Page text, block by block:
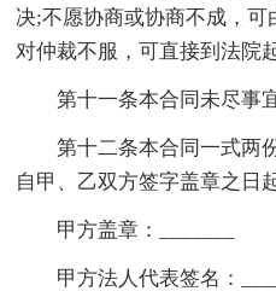
决;不愿协商或协商不成，可
对仲裁不服，可直接到法院
第十一条本合同未尽事
第十二条本合同一式两
自甲、乙双方签字盖章之日
甲方盖章：_______
甲方法人代表签名：